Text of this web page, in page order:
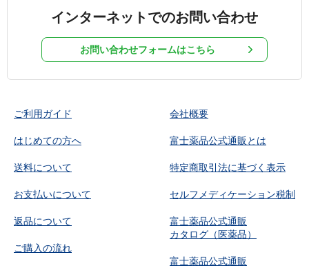
インターネットでのお問い合わせ
お問い合わせフォームはこちら
ご利用ガイド
はじめての方へ
送料について
お支払いについて
返品について
ご購入の流れ
会社概要
富士薬品公式通販とは
特定商取引法に基づく表示
セルフメディケーション税制
富士薬品公式通販
カタログ（医薬品）
富士薬品公式通販